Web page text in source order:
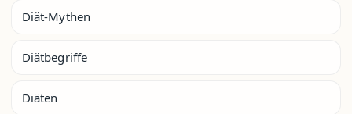
Diät-Mythen
Diätbegriffe
Diäten